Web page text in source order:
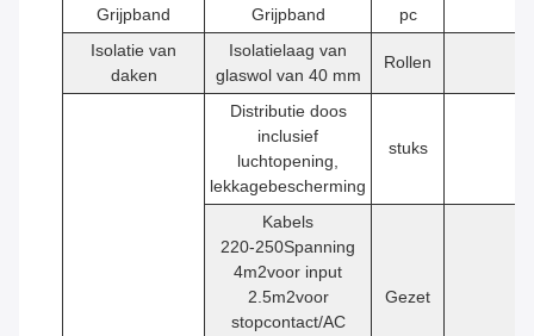
Grijpband Grijpband pc
Isolatie van
daken
Isolatielaag van
glaswol van 40 mm
Rollen
Distributie doos
inclusief
luchtopening,
lekkagebescherming
stuks
Kabels
220-250Spanning
4m2voor input
2.5m2voor
stopcontact/AC
Gezet